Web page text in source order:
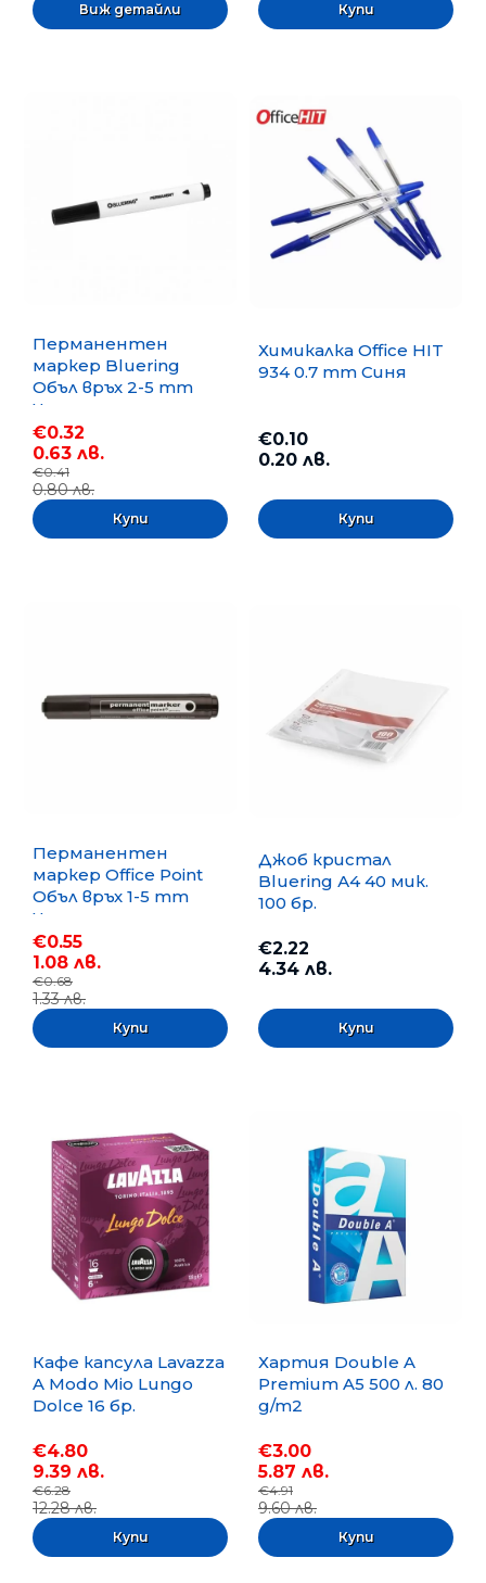
Виж детайли
Перманентен
маркер Bluering
Объл връх 2-5 mm
Черен
€0.32
0.63 лв.
€0.41
0.80 лв.
Химикалка Office HIT
934 0.7 mm Синя
€0.10
0.20 лв.
Перманентен
маркер Office Point
Объл връх 1-5 mm
Черен
€0.55
1.08 лв.
€0.68
1.33 лв.
Джоб кристал
Bluering А4 40 мик.
100 бр.
€2.22
4.34 лв.
Кафе капсула Lavazza
A Modo Mio Lungo
Dolce 16 бр.
€4.80
9.39 лв.
€6.28
12.28 лв.
Хартия Double A
Premium A5 500 л. 80
g/m2
€3.00
5.87 лв.
€4.91
9.60 лв.